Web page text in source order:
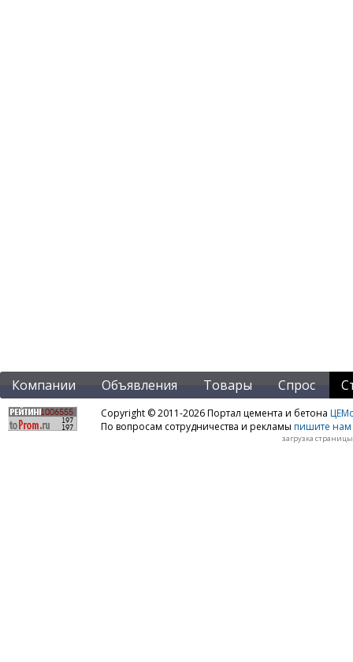
Компании Объявления Товары Спрос
Copyright © 2011-2026 Портал цемента и бетона
По вопросам сотрудничества и рекламы пишите нам
загрузка